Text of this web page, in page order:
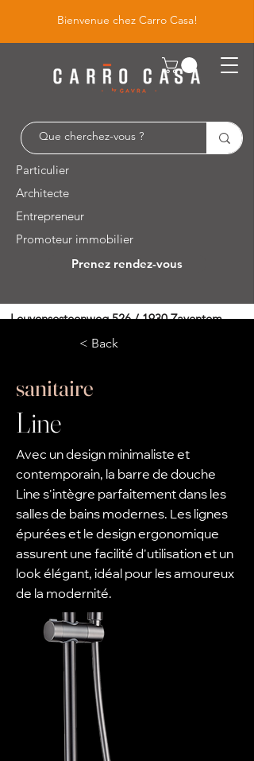
Bienvenue chez Carro Casa!
Particulier
Architecte
Entrepreneur
Promoteur immobilier
Prenez rendez-vous
Leuvensesteenweg 526 / 1930 Zaventem
< Back
sanitaire
Line
Avec un design minimaliste et
contemporain, la barre de douche
Line s'intègre parfaitement dans les
salles de bains modernes. Les lignes
épurées et le design ergonomique
assurent une facilité d'utilisation et un
look élégant, idéal pour les amoureux
de la modernité.